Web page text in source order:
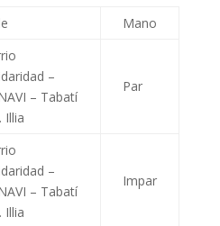
Mano
–
– Tabatí
Illia
Par
–
– Tabatí
Illia
Impar